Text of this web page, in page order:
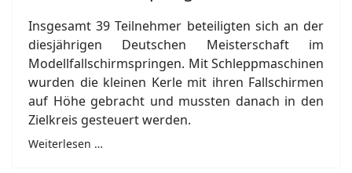
Insgesamt 39 Teilnehmer beteiligten sich an der
diesjährigen Deutschen Meisterschaft im
Modellfallschirmspringen. Mit Schleppmaschinen
wurden die kleinen Kerle mit ihren Fallschirmen
auf Höhe gebracht und mussten danach in den
Zielkreis gesteuert werden.
Weiterlesen …